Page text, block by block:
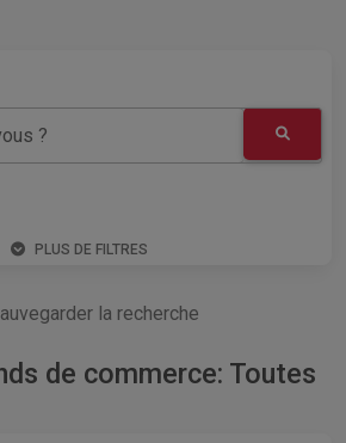
?
PLUS DE FILTRES
la recherche
de commerce: Toutes